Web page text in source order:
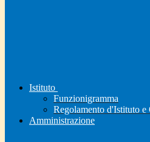
Istituto
Funzionigramma
Regolamento d'Istituto
Amministrazione